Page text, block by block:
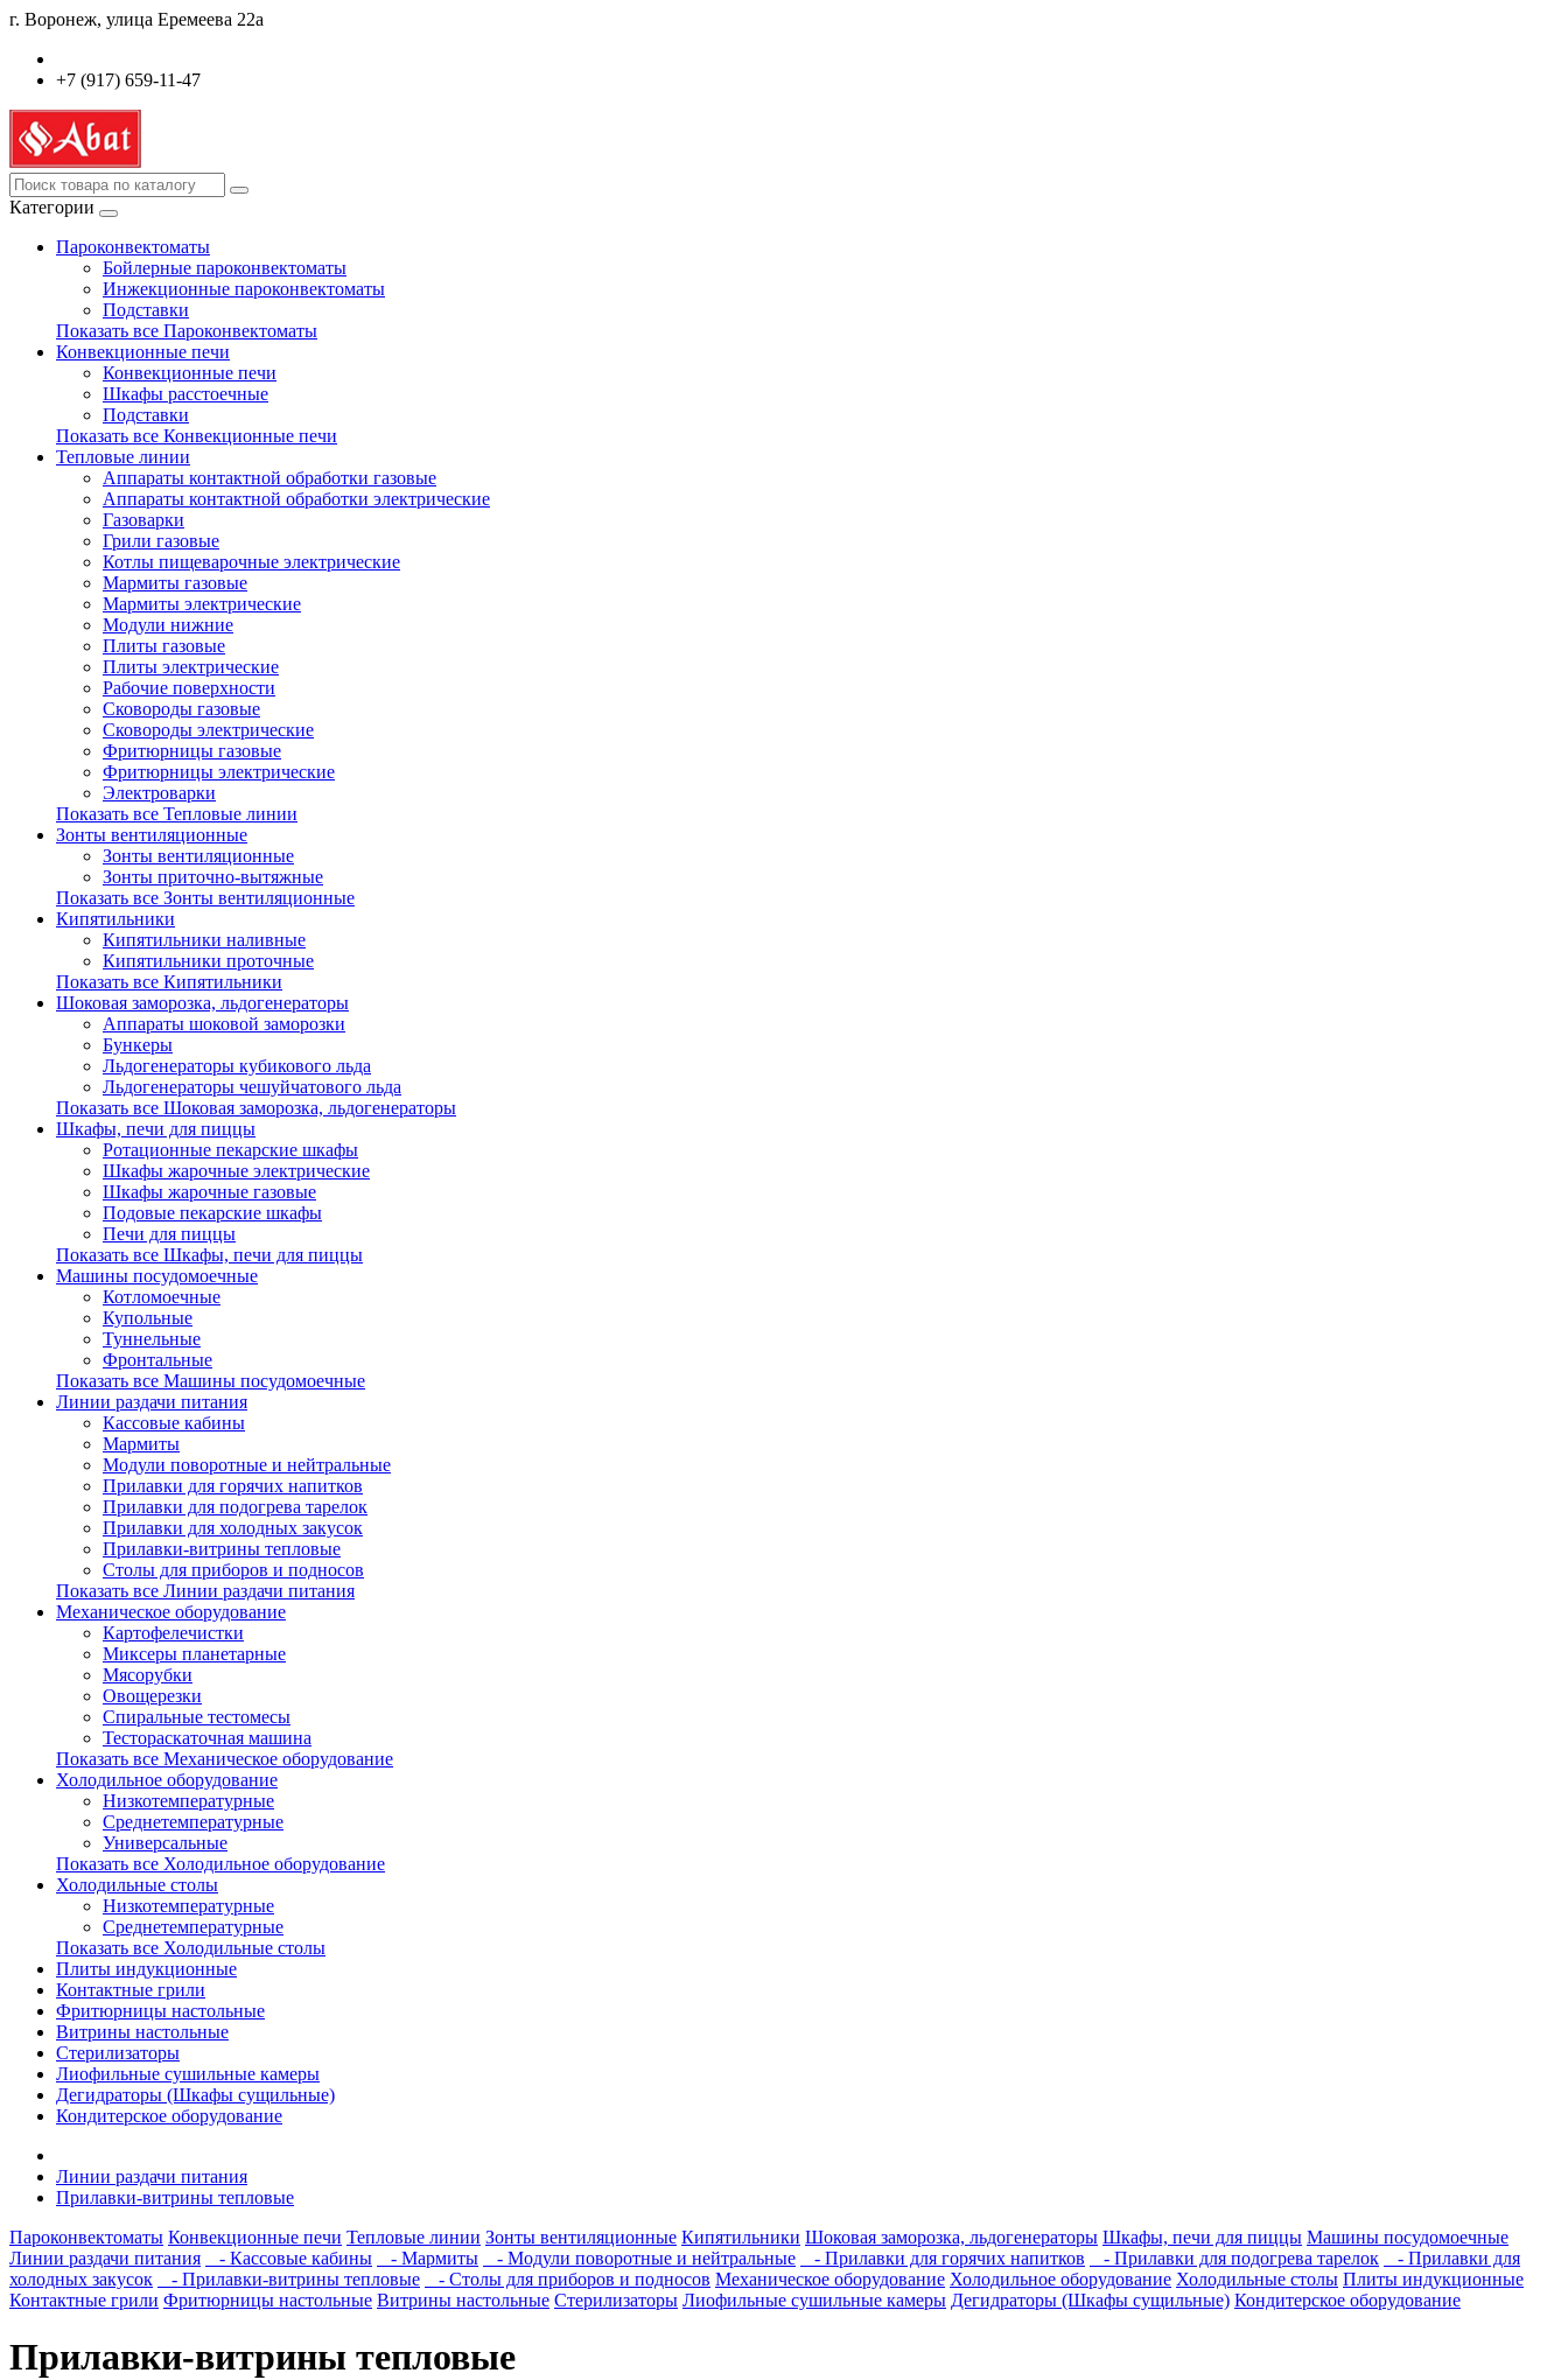
г. Воронеж, улица Еремеева 22а
+7 (917) 659-11-47
Категории
Пароконвектоматы
Бойлерные пароконвектоматы
Инжекционные пароконвектоматы
Подставки
Показать все Пароконвектоматы
Конвекционные печи
Конвекционные печи
Шкафы расстоечные
Подставки
Показать все Конвекционные печи
Тепловые линии
Аппараты контактной обработки газовые
Аппараты контактной обработки электрические
Газоварки
Грили газовые
Котлы пищеварочные электрические
Мармиты газовые
Мармиты электрические
Модули нижние
Плиты газовые
Плиты электрические
Рабочие поверхности
Сковороды газовые
Сковороды электрические
Фритюрницы газовые
Фритюрницы электрические
Электроварки
Показать все Тепловые линии
Зонты вентиляционные
Зонты вентиляционные
Зонты приточно-вытяжные
Показать все Зонты вентиляционные
Кипятильники
Кипятильники наливные
Кипятильники проточные
Показать все Кипятильники
Шоковая заморозка, льдогенераторы
Аппараты шоковой заморозки
Бункеры
Льдогенераторы кубикового льда
Льдогенераторы чешуйчатового льда
Показать все Шоковая заморозка, льдогенераторы
Шкафы, печи для пиццы
Ротационные пекарские шкафы
Шкафы жарочные электрические
Шкафы жарочные газовые
Подовые пекарские шкафы
Печи для пиццы
Показать все Шкафы, печи для пиццы
Машины посудомоечные
Котломоечные
Купольные
Туннельные
Фронтальные
Показать все Машины посудомоечные
Линии раздачи питания
Кассовые кабины
Мармиты
Модули поворотные и нейтральные
Прилавки для горячих напитков
Прилавки для подогрева тарелок
Прилавки для холодных закусок
Прилавки-витрины тепловые
Столы для приборов и подносов
Показать все Линии раздачи питания
Механическое оборудование
Картофелечистки
Миксеры планетарные
Мясорубки
Овощерезки
Спиральные тестомесы
Тестораскаточная машина
Показать все Механическое оборудование
Холодильное оборудование
Низкотемпературные
Среднетемпературные
Универсальные
Показать все Холодильное оборудование
Холодильные столы
Низкотемпературные
Среднетемпературные
Показать все Холодильные столы
Плиты индукционные
Контактные грили
Фритюрницы настольные
Витрины настольные
Стерилизаторы
Лиофильные сушильные камеры
Дегидраторы (Шкафы сущильные)
Кондитерское оборудование
Линии раздачи питания
Прилавки-витрины тепловые
Пароконвектоматы Конвекционные печи Тепловые линии Зонты вентиляционные Кипятильники Шоковая заморозка, льдогенераторы Шкафы, печи для пиццы Машины посудомоечные
Линии раздачи питания
- Кассовые кабины - Мармиты - Модули поворотные и нейтральные - Прилавки для горячих напитков - Прилавки для подогрева тарелок
- Прилавки для
холодных закусок
- Прилавки-витрины тепловые - Столы для приборов и подносов Механическое оборудование Холодильное оборудование Холодильные столы Плиты индукционные
Контактные грили Фритюрницы настольные Витрины настольные Стерилизаторы Лиофильные сушильные камеры Дегидраторы (Шкафы сущильные) Кондитерское оборудование
Прилавки-витрины тепловые